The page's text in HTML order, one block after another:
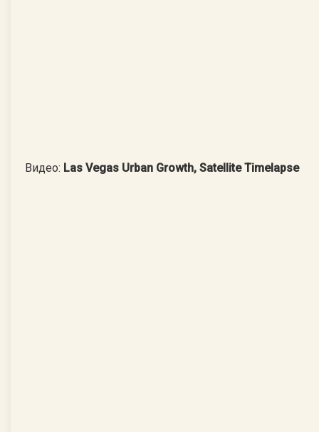
Видео: Las Vegas Urban Growth, Satellite Timelapse